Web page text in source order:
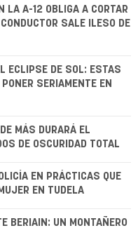
LA A-12 OBLIGA A CORTAR
SALE ILESO DE
ECLIPSE DE SOL: ESTAS
SERIAMENTE EN
MÁS DURARÁ EL
DE OSCURIDAD TOTAL
EN PRÁCTICAS QUE
EN TUDELA
BERIAIN: UN MONTAÑERO